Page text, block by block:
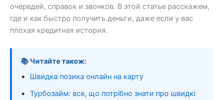
очередей, справок и звонков. В этой статье расскажем,
где и как быстро получить деньги, даже если у вас
плохая кредитная история.
📚 Читайте також:
Швидка позика онлайн на карту
Турбозайм: все, що потрібно знати про швидкі